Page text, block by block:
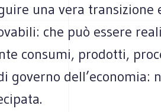
una vera transizione
che può essere
consumi, prodotti,
governo dell’economia: